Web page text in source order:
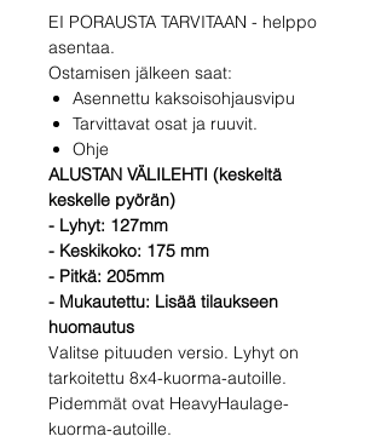
EI PORAUSTA TARVITAAN - helppo
asentaa.
Ostamisen jälkeen saat:
Asennettu kaksoisohjausvipu
Tarvittavat osat ja ruuvit.
Ohje
ALUSTAN VÄLILEHTI (keskeltä
keskelle pyörän)
- Lyhyt: 127mm
- Keskikoko: 175 mm
- Pitkä: 205mm
- Mukautettu: Lisää tilaukseen
huomautus
Valitse pituuden versio. Lyhyt on
tarkoitettu 8x4-kuorma-autoille.
Pidemmät ovat HeavyHaulage-
kuorma-autoille.